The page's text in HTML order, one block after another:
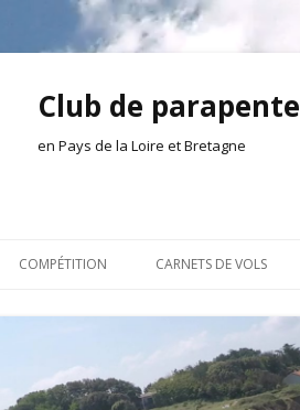
Club de parapente
en Pays de la Loire et Bretagne
au
COMPÉTITION CARNETS DE VOLS
2024